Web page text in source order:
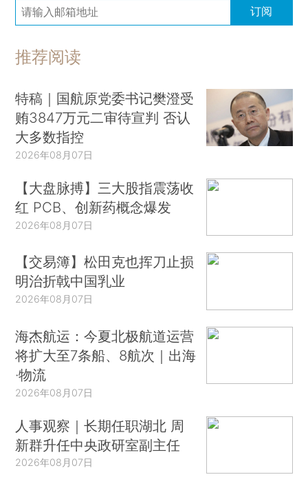
订阅
推荐阅读
特稿｜国航原党委书记樊澄受
贿3847万元二审待宣判 否认
大多数指控
2026年08月07日
【大盘脉搏】三大股指震荡收
红 PCB、创新药概念爆发
2026年08月07日
【交易簿】松田克也挥刀止损
明治折戟中国乳业
2026年08月07日
海杰航运：今夏北极航道运营
将扩大至7条船、8航次｜出海
·物流
2026年08月07日
人事观察｜长期任职湖北 周
新群升任中央政研室副主任
2026年08月07日